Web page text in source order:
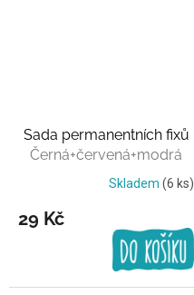
Sada permanentních fixů
Černá+červená+modrá
Skladem (6 ks)
29 Kč